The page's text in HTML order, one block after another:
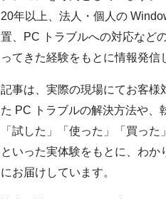
20年以上、法人・個人の
置、PC トラブルへの対応など
ってきた経験をもとに情報発信
記事は、実際の現場にてお客様
た PC トラブルの解決方法や、
「試した」「使った」「買った
といった実体験をもとに、わか
にお届けしています。